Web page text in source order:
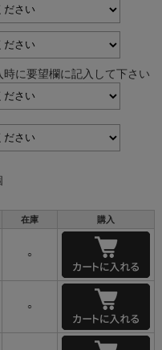
時に要望欄に記入して下さい
在庫 購入
○
○